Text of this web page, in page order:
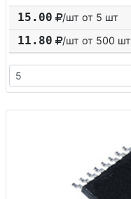
15.00 /шт от 5 шт
11.80 /шт от 500 шт